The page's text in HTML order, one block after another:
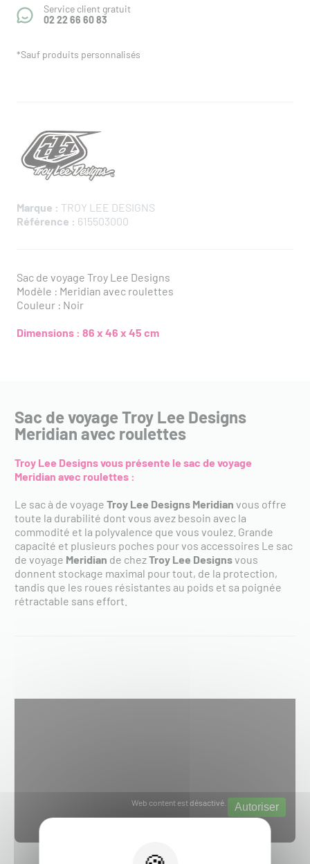
Service client gratuit
02 22 66 60 83
*Sauf produits personnalisés
Marque : TROY LEE DESIGNS
Référence : 615503000
Sac de voyage Troy Lee Designs
Modèle : Meridian avec roulettes
Couleur : Noir
Dimensions : 86 x 46 x 45 cm
Sac de voyage Troy Lee Designs
Meridian avec roulettes
Troy Lee Designs vous présente le sac de voyage
Meridian avec roulettes :
Le sac à de voyageTroy Lee Designs Meridian vous offre
toute la durabilité dont vous avez besoin avec la
commodité et la polyvalence que vous voulez. Grande
capacité et plusieurs poches pour vos accessoires Le sac
de voyage Meridian de chezTroy Lee Designsvous
donnent stockage maximal pour tout, de la protection,
tandis que les roues résistantes au poids et sa poignée
rétractable sans effort.
Web content est désactivé. Autoriser